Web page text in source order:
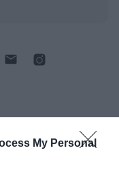
My Personal